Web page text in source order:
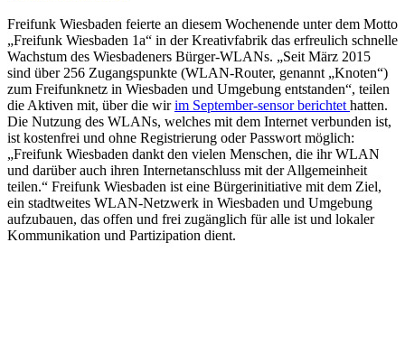
Freifunk Wiesbaden feierte an diesem Wochenende unter dem Motto
„Freifunk Wiesbaden 1a“ in der Kreativfabrik das erfreulich schnelle
Wachstum des Wiesbadeners Bürger-WLANs. „Seit März 2015
sind über 256 Zugangspunkte (WLAN-Router, genannt „Knoten“)
zum Freifunknetz in Wiesbaden und Umgebung entstanden“, teilen
die Aktiven mit, über die wirim September-sensor berichtet hatten.
Die Nutzung des WLANs, welches mit dem Internet verbunden ist,
ist kostenfrei und ohne Registrierung oder Passwort möglich:
„Freifunk Wiesbaden dankt den vielen Menschen, die ihr WLAN
und darüber auch ihren Internetanschluss mit der Allgemeinheit
teilen.“ Freifunk Wiesbaden ist eine Bürgerinitiative mit dem Ziel,
ein stadtweites WLAN­-Netzwerk in Wiesbaden und Umgebung
aufzubauen, das offen und frei zugänglich für alle ist und lokaler
Kommunikation und Partizipation dient.